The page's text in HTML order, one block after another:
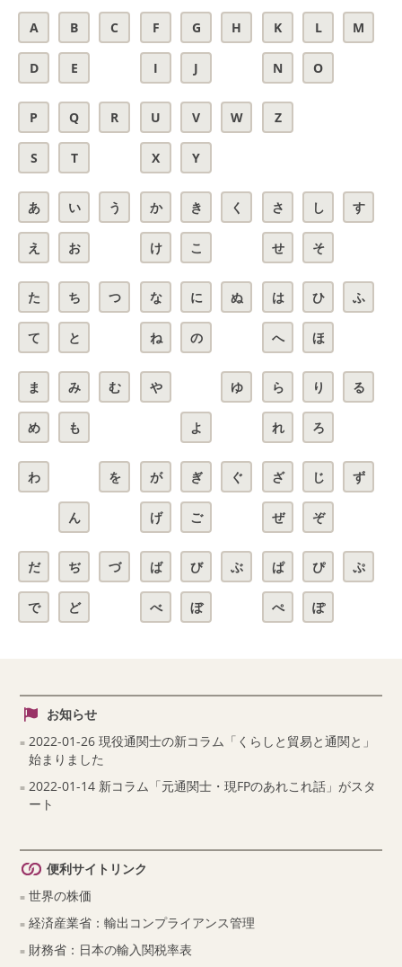
A B C
D E
F G H
I J
K L M
N O
P Q R
S T
U V W
X Y
Z
あ い う
え お
か き く
け こ
さ し す
せ そ
た ち つ
て と
な に ぬ
ね の
は ひ ふ
へ ほ
ま み む
め も
や ゆ
よ
ら り る
れ ろ
わ を
ん
が ぎ ぐ
げ ご
ざ じ ず
ぜ ぞ
だ ぢ づ
で ど
ば び ぶ
べ ぼ
ぱ ぴ ぷ
ぺ ぽ
お知らせ
2022-01-26 現役通関士の新コラム「くらしと貿易と通関と」
始まりました
2022-01-14 新コラム「元通関士・現FPのあれこれ話」がスタ
ート
便利サイトリンク
世界の株価
経済産業省：輸出コンプライアンス管理
財務省：日本の輸入関税率表